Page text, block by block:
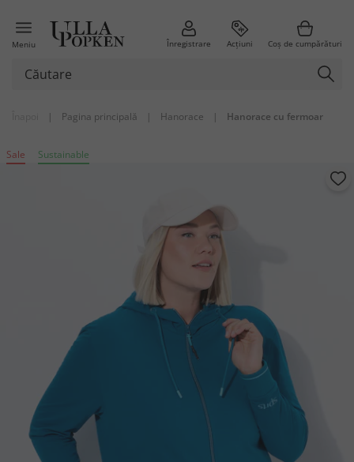
Meniu Înregistrare Acțiuni Coș de cumpărături
| Pagina principală | Hanorace | Hanorace cu fermoar
Sale Sustainable